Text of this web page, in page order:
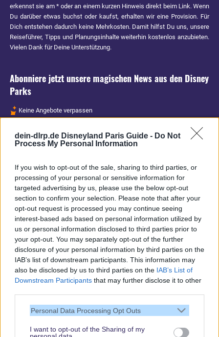
dein-dlrp.de Disneyland Paris Guide - Do Not
Process My Personal Information
If you wish to opt-out of the sale, sharing to third parties, or
processing of your personal or sensitive information for
targeted advertising by us, please use the below opt-out
section to confirm your selection. Please note that after your
opt-out request is processed you may continue seeing
interest-based ads based on personal information utilized by
us or personal information disclosed to third parties prior to
your opt-out. You may separately opt-out of the further
disclosure of your personal information by third parties on the
IAB’s list of downstream participants. This information may
also be disclosed by us to third parties on the IAB’s List of
Downstream Participants that may further disclose it to other
Personal Data Processing Opt Outs
I want to opt-out of the Sharing of my
erkennst sie am * oder an einem kurzen Hinweis direkt beim Link. Wenn
Du darüber etwas buchst oder kaufst, erhalten wir eine Provision. Für
Dich entstehen dadurch keine Mehrkosten. Damit hilfst Du uns, unsere
Reiseführer, Tipps und Planungsinhalte weiterhin kostenlos anzubieten.
Vielen Dank für Deine Unterstützung.
Abonniere jetzt unsere magischen News aus den Disney
Parks
Keine Angebote verpassen
Spannende Lesetipps
Vielen Dank,
dass Du unsere
Seite liest.